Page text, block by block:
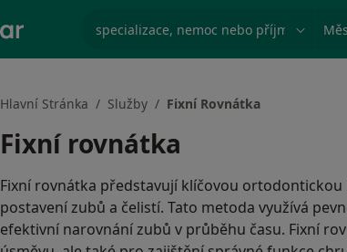
specializace, nemoc nebo příjmení
Hlavní Stránka Služby Fixní Rovnátka
Fixní rovnátka
Fixní rovnátka představují klíčovou
postavení zubů a čelistí. Tato metoda využívá
efektivní narovnání zubů v průběhu času. Fixní